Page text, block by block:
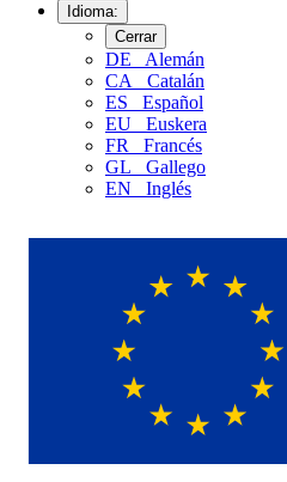
Idioma:
Cerrar
DE
Alemán
CA
Catalán
ES
Español
EU
Euskera
FR
Francés
GL
Gallego
EN
Inglés